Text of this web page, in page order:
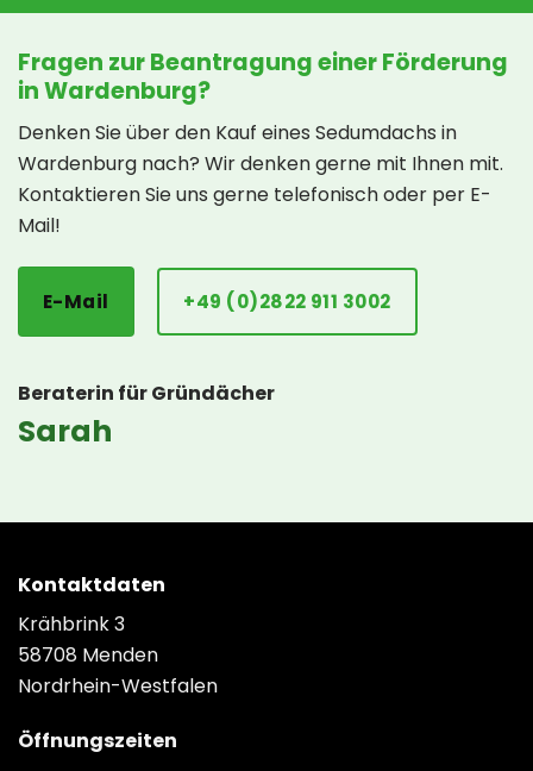
Fragen zur Beantragung einer Förderung
in Wardenburg?
Denken Sie über den Kauf eines Sedumdachs in
Wardenburg nach? Wir denken gerne mit Ihnen mit.
Kontaktieren Sie uns gerne telefonisch oder per E-
Mail!
E-Mail +49 (0)2822 911 3002
Beraterin für Gründächer
Sarah
Kontaktdaten
Krähbrink 3
58708 Menden
Nordrhein-Westfalen
Öffnungszeiten